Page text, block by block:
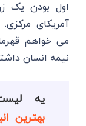
اول بودن یک
آمریکای مرکزی.
می ‌خواهم
نیمه انسان
یه
بهترین